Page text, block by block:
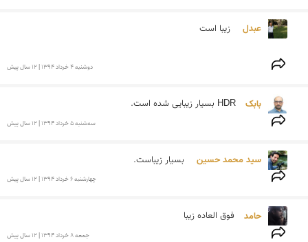
عبدل
دوشنبه 4 خرداد 1394 | 12 سال پیش
بابک HDR بسیار زیبایی شده است.
سه‌شنبه 5 خرداد 1394 | 12 سال پیش
سید محمد حسین بسیار زیباست.
چهارشنبه 6 خرداد 1394 | 12 سال پیش
حامد فوق العاده زیبا
جمعه 8 خرداد 1394 | 12 سال پیش